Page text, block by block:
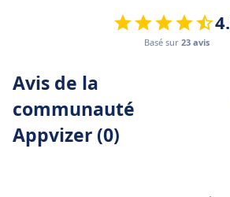
Basé sur 23 avis
Avis de la
communauté
Appvizer (0)